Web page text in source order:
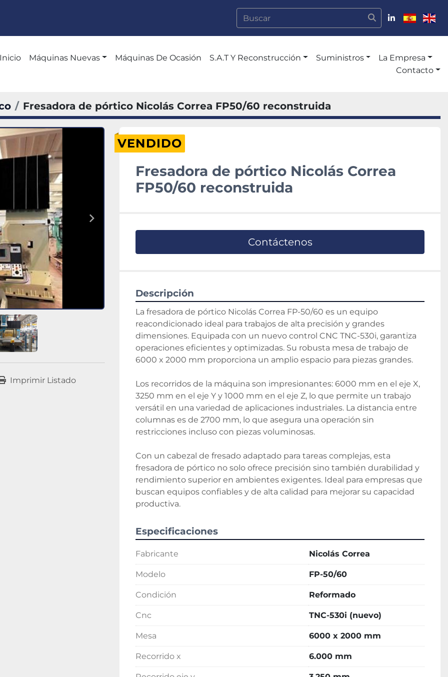
linkedin
Inicio Máquinas Nuevas Máquinas De Ocasión S.A.T Y Reconstrucción Suministros
La Empresa
Contacto
Fresadora de pórtico Nicolás Correa FP50/60 reconstruida
Imprimir Listado
VENDIDO
Fresadora de pórtico Nicolás Correa
FP50/60 reconstruida
Contáctenos
Descripción
La fresadora de pórtico Nicolás Correa FP-50/60 es un equipo
reacondicionado ideal para trabajos de alta precisión y grandes
dimensiones. Equipada con un nuevo control CNC TNC-530i, garantiza
operaciones eficientes y optimizadas. Su robusta mesa de trabajo de
6000 x 2000 mm proporciona un amplio espacio para piezas grandes.
Los recorridos de la máquina son impresionantes: 6000 mm en el eje X,
3250 mm en el eje Y y 1000 mm en el eje Z, lo que permite un trabajo
versátil en una variedad de aplicaciones industriales. La distancia entre
columnas es de 2700 mm, lo que asegura una operación sin
restricciones incluso con piezas voluminosas.
Con un cabezal de fresado adaptado para tareas complejas, esta
fresadora de pórtico no solo ofrece precisión sino también durabilidad y
rendimiento superior en ambientes exigentes. Ideal para empresas que
buscan equipos confiables y de alta calidad para mejorar su capacidad
productiva.
Especificaciones
Fabricante Nicolás Correa
Modelo FP-50/60
Condición Reformado
Cnc TNC-530i (nuevo)
Mesa 6000 x 2000 mm
Recorrido x 6.000 mm